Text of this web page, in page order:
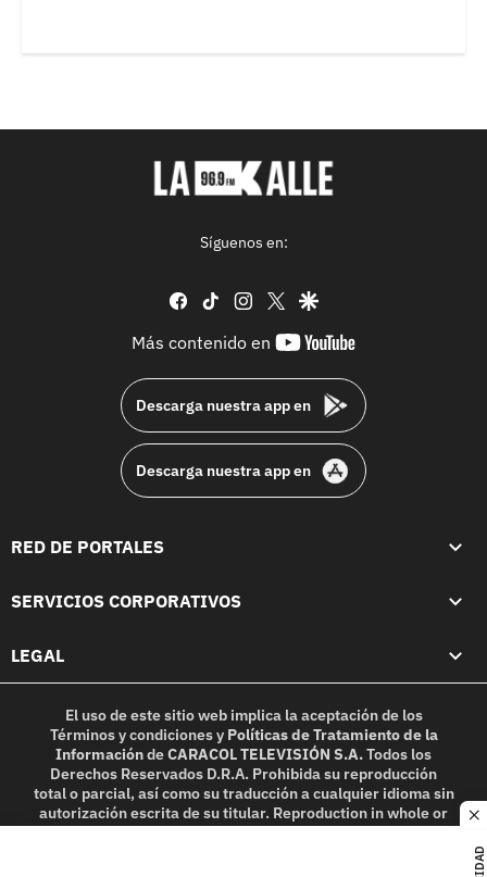
Síguenos en:
facebook
tiktok instagram
twittergoogle
Más contenido en
youtube-
Descarga nuestra app en
Descarga nuestra app en
RED DE PORTALES
SERVICIOS CORPORATIVOS
LEGAL
El uso de este sitio web implica la aceptación de los
Términos y condicionesy Políticas de Tratamiento de la
InformacióndeCARACOL TELEVISIÓN S.A.Todos los
Derechos Reservados D.R.A. Prohibida su reproducción
total o parcial, así como su traducción a cualquier idioma sin
autorización escrita de su titular. Reproduction in whole or
in part, or translation without written permission is